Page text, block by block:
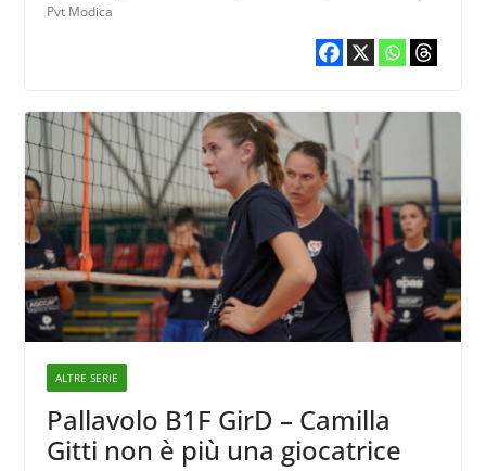
Pvt Modica
ALTRE SERIE
Pallavolo B1F GirD – Camilla
Gitti non è più una giocatrice